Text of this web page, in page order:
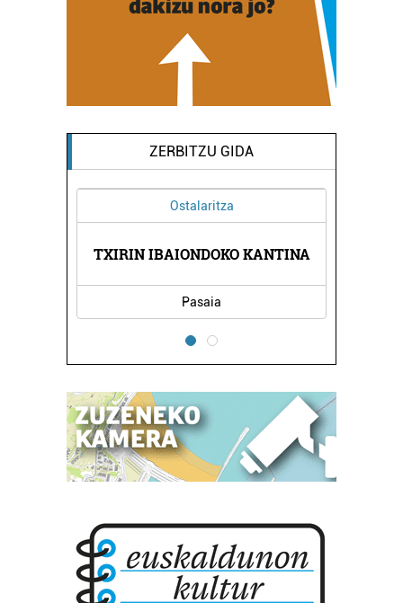
ZERBITZU GIDA
Ostalaritza
TXIRIN IBAIONDOKO KANTINA
Pasaia